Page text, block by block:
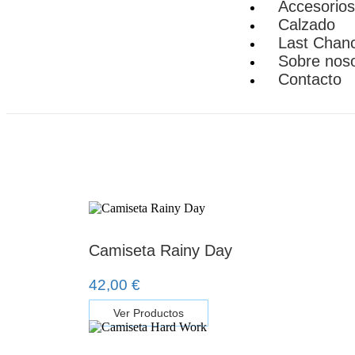
Accesorios
Calzado
Last
Sobre
Contacto
Camiseta Rainy Day
42,00 €
Ver Productos